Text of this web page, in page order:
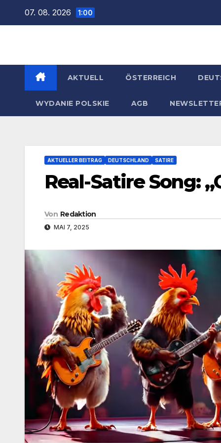
07. 08. 2026 1:00
AKTUELL ÖSTERREICH
WYDANIE POLSKIE AGB
AKTUELLER BEITRAG DEUTSCHLAND SATIRE
Real-Satire Song:
Von Redaktion
MAI 7, 2025